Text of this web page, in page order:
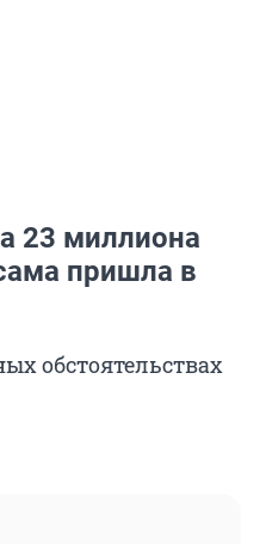
23 миллиона
пришла в
обстоятельствах